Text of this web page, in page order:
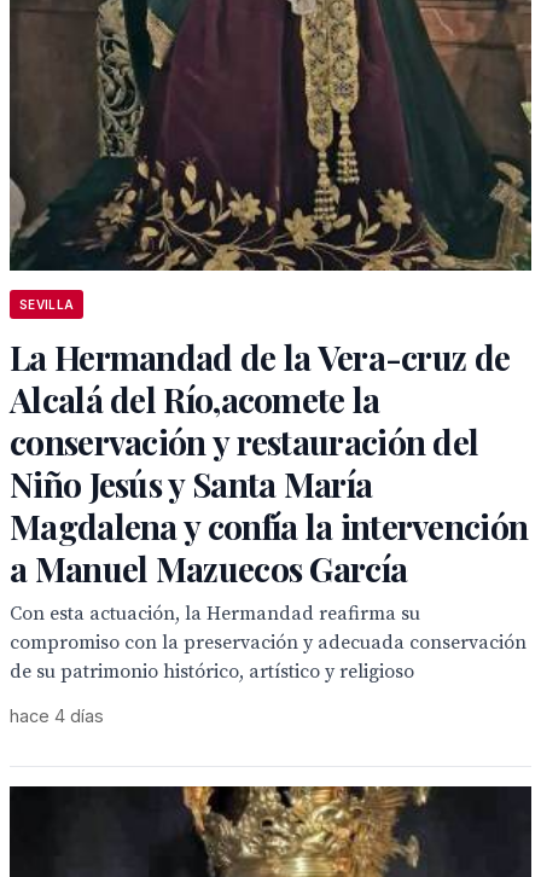
SEVILLA
La Hermandad de la Vera-cruz de
Alcalá del Río,acomete la
conservación y restauración del
Niño Jesús y Santa María
Magdalena y confía la intervención
a Manuel Mazuecos García
Con esta actuación, la Hermandad reafirma su
compromiso con la preservación y adecuada conservación
de su patrimonio histórico, artístico y religioso
hace 4 días